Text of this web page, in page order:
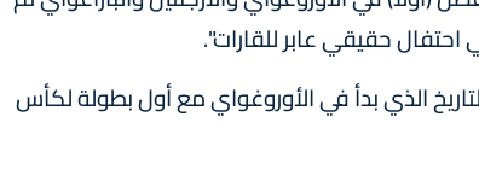
احتفال حقيقي عابر للقارات".
الذي بدأ في الأوروغواي مع أول بطولة لكأس